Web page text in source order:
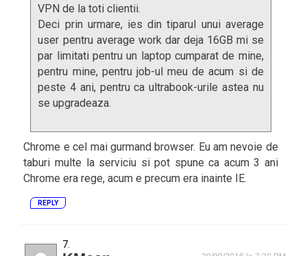
VPN de la toti clientii.
Deci prin urmare, ies din tiparul unui average
user pentru average work dar deja 16GB mi se
par limitati pentru un laptop cumparat de mine,
pentru mine, pentru job-ul meu de acum si de
peste 4 ani, pentru ca ultrabook-urile astea nu
se upgradeaza.
Chrome e cel mai gurmand browser. Eu am nevoie de
taburi multe la serviciu si pot spune ca acum 3 ani
Chrome era rege, acum e precum era inainte IE.
REPLY